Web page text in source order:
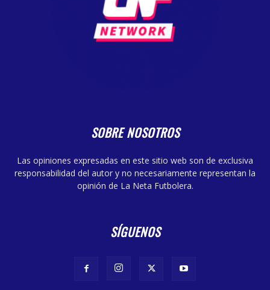
SOBRE NOSOTROS
Las opiniones expresadas en este sitio web son de exclusiva
responsabilidad del autor y no necesariamente representan la
opinión de La Neta Futbolera.
SÍGUENOS